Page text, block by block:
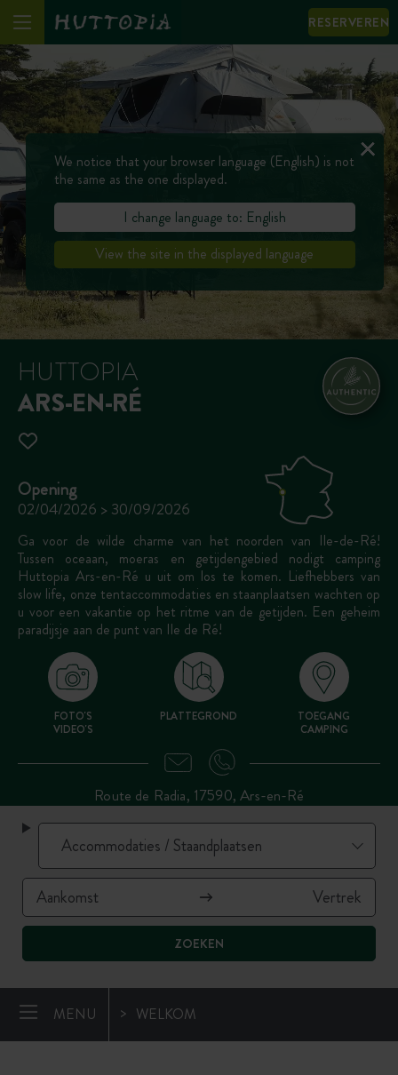
RESERVEREN
ZOEKEN
HUTTOPIA
ARS-EN-RÉ
Opening
02/04/2026 > 30/09/2026
Ga voor de wilde charme van het noorden van Ile-de-Ré!
Tussen oceaan, moeras en getijdengebied nodigt camping
Huttopia Ars-en-Ré u uit om los te komen. Liefhebbers van
slow life, onze tentaccommodaties en staanplaatsen wachten op
u voor een vakantie op het ritme van de getijden. Een geheim
paradijsje aan de punt van Ile de Ré!
FOTO'S
VIDEO'S
PLATTEGROND
TOEGANG
CAMPING
Route de Radia, 17590, Ars-en-Ré
MENU WELKOM
We notice that your browser language (English) is not
the same as the one displayed.
I change language to: English
View the site in the displayed language